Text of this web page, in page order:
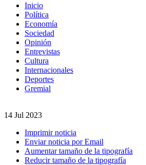
Inicio
Política
Economía
Sociedad
Opinión
Entrevistas
Cultura
Internacionales
Deportes
Gremial
14 Jul 2023
Imprimir noticia
Enviar noticia por Email
Aumentar tamaño de la tipografía
Reducir tamaño de la tipografía